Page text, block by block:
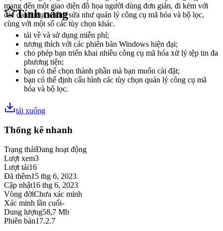
mang đến một giao diện đồ họa người dùng đơn giản, đi kèm với
các danh mục chỉnh sửa như quản lý công cụ mã hóa và bộ lọc,
cùng với một số các tùy chọn khác.
Tính năng
tải về và sử dụng miễn phí;
tương thích với các phiên bản Windows hiện đại;
cho phép bạn triển khai nhiều công cụ mã hóa xử lý tệp tin đa
phương tiện;
bạn có thể chọn thành phần mà bạn muốn cài đặt;
bạn có thể định cấu hình các tùy chọn quản lý công cụ mã
hóa và bộ lọc.
tải xuống
Thống kê nhanh
Trạng tháiĐang hoạt động
Lượt xem3
Lượt tải16
Đã thêm15 thg 6, 2023
Cập nhật16 thg 6, 2023
Vòng đờiChưa xác minh
Xác minh lần cuối-
Dung lượng58,7 Mb
Phiên bản17.2.7